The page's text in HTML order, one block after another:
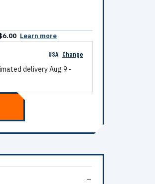
Learn more
USA Change
deliveryAug 9 -